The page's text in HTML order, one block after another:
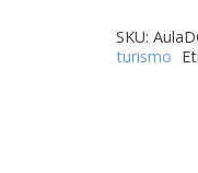
SKU:
turismo